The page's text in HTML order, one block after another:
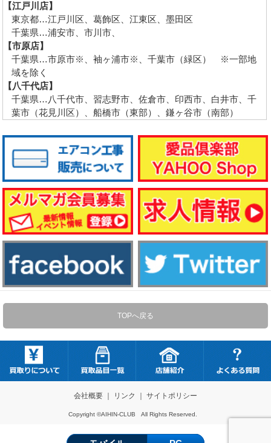
【江戸川店】
東京都…江戸川区、葛飾区、江東区、墨田区
千葉県…浦安市、市川市、
【市原店】
千葉県…市原市※、袖ヶ浦市※、千葉市（緑区） ※一部地
域を除く
【八千代店】
千葉県…八千代市、習志野市、佐倉市、印西市、白井市、千
葉市（花見川区）、船橋市（東部）、鎌ヶ谷市（南部）
TOPへ戻る
会社概要｜ リンク ｜ サイトポリシー
Copyright ©AIHIN-CLUB All Rights Reserved.